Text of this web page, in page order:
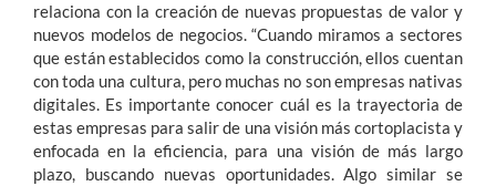
relaciona con la creación de nuevas propuestas de valor y
nuevos modelos de negocios. “Cuando miramos a sectores
que están establecidos como la construcción, ellos cuentan
con toda una cultura, pero muchas no son empresas nativas
digitales. Es importante conocer cuál es la trayectoria de
estas empresas para salir de una visión más cortoplacista y
enfocada en la eficiencia, para una visión de más largo
plazo, buscando nuevas oportunidades. Algo similar se